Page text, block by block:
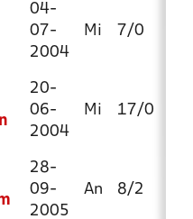
04-
07-
2004
Mi 7/0
20-
06-
2004
Mi 17/0
28-
09-
2005
An 8/2